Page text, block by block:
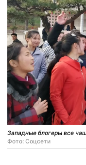
Западные блогеры все
Фото: Соцсети